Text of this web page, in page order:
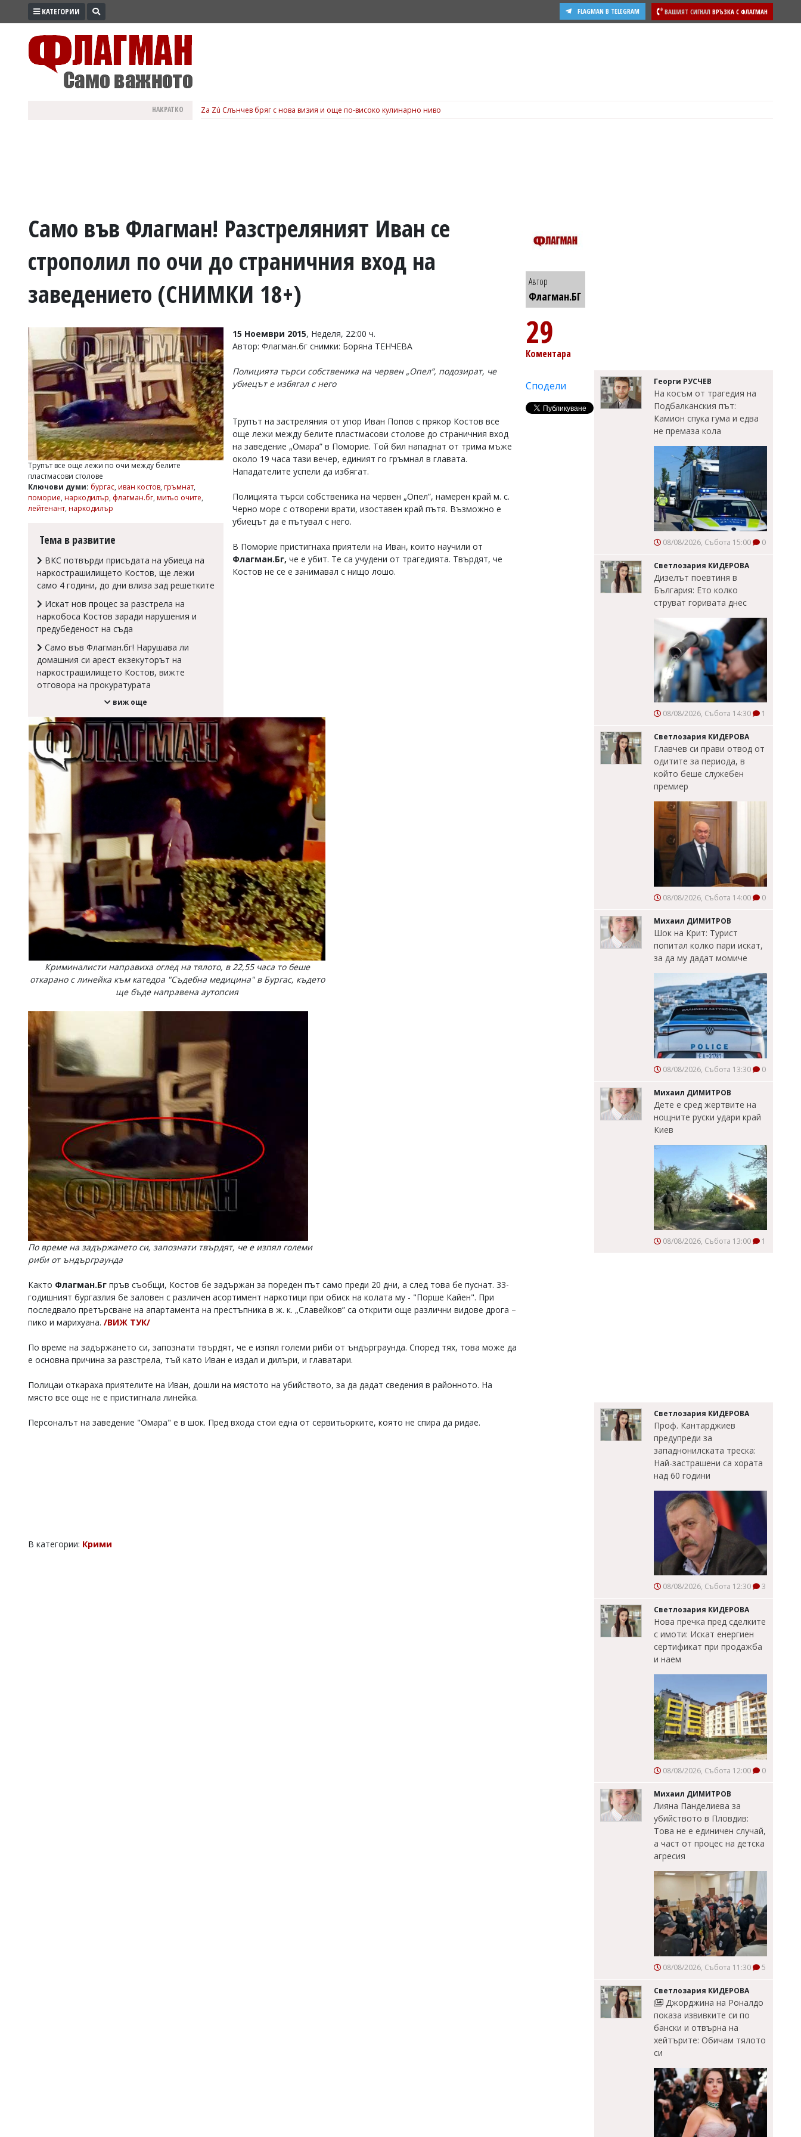
ПРОМО
ВОЙНАТА
УКРАЙНА
СПОРТ
РАЗСЛЕДВАНЕ
БИЗНЕС
Управители:
Веселин
Василев,
v.vasilev@flagman.bg
Касабова,
k.kassabova@flagman.bg
редактор:
Коментарите
въвеждат
редакцията
отговорност
коментар,
сигнализирайте
КАТЕГОРИИ ВАШИЯТ СИГНАЛ ВРЪЗКА С ФЛАГМАН
FLAGMAN В TELEGRAM
НАКРАТКО Za Zú Слънчев бряг с нова визия и още по-високо кулинарно ниво
Само във Флагман! Разстреляният Иван се
строполил по очи до страничния вход на
заведението (СНИМКИ 18+)
Трупът все още лежи по очи между белите
пластмасови столове
Ключови думи: бургас, иван костов, гръмнат,
поморие, наркодилър, флагман.бг, митьо очите,
лейтенант, наркодилър
Тема в развитие
ВКС потвърди присъдата на убиеца на
наркострашилището Костов, ще лежи
само 4 години, до дни влиза зад решетките
Искат нов процес за разстрела на
наркобоса Костов заради нарушения и
предубеденост на съда
Само във Флагман.бг! Нарушава ли
домашния си арест екзекуторът на
наркострашилището Костов, вижте
отговора на прокуратурата
виж още
15 Ноември 2015, Неделя, 22:00 ч.
Автор: Флагман.бг снимки: Боряна ТЕНЧЕВА
Полицията търси собственика на червен „Опел”, подозират, че
убиецът е избягал с него
Трупът на застреляния от упор Иван Попов с прякор Костов все
още лежи между белите пластмасови столове до страничния вход
на заведение „Омара” в Поморие. Той бил нападнат от трима мъже
около 19 часа тази вечер, единият го гръмнал в главата.
Нападателите успели да избягат.
Полицията търси собственика на червен „Опел”, намерен край м. с.
Черно море с отворени врати, изоставен край пътя. Възможно е
убиецът да е пътувал с него.
В Поморие пристигнаха приятели на Иван, които научили от
Флагман.Бг, че е убит. Те са учудени от трагедията. Твърдят, че
Костов не се е занимавал с нищо лошо.
Криминалисти направиха оглед на тялото, в 22,55 часа то беше
откарано с линейка към катедра "Съдебна медицина" в Бургас, където
ще бъде направена аутопсия
По време на задържането си, запознати твърдят, че е изпял големи
риби от ъндърграунда
Както Флагман.Бг пръв съобщи, Костов бе задържан за пореден път само преди 20 дни, а след това бе пуснат. 33-
годишният бургазлия бе заловен с различен асортимент наркотици при обиск на колата му - "Порше Кайен". При
последвало претърсване на апартамента на престъпника в ж. к. „Славейков” са открити още различни видове дрога –
пико и марихуана. /ВИЖ ТУК/
По време на задържането си, запознати твърдят, че е изпял големи риби от ъндърграунда. Според тях, това може да
е основна причина за разстрела, тъй като Иван е издал и дилъри, и главатари.
Полицаи откараха приятелите на Иван, дошли на мястото на убийството, за да дадат сведения в районното. На
място все още не е пристигнала линейка.
Персоналът на заведение "Омара" е в шок. Пред входа стои една от сервитьорките, която не спира да ридае.
В категории: Крими
Автор
Флагман.БГ
29
Коментара
Сподели Георги РУСЧЕВ
На косъм от трагедия на
Подбалканския път:
Камион спука гума и едва
не премаза кола
08/08/2026, Събота 15:00 0
Светлозария КИДЕРОВА
Дизелът поевтиня в
България: Ето колко
струват горивата днес
08/08/2026, Събота 14:30 1
Светлозария КИДЕРОВА
Главчев си прави отвод от
одитите за периода, в
който беше служебен
премиер
08/08/2026, Събота 14:00 0
Михаил ДИМИТРОВ
Шок на Крит: Турист
попитал колко пари искат,
за да му дадат момиче
08/08/2026, Събота 13:30 0
Михаил ДИМИТРОВ
Дете е сред жертвите на
нощните руски удари край
Киев
08/08/2026, Събота 13:00 1
Светлозария КИДЕРОВА
Проф. Кантарджиев
предупреди за
западнонилската треска:
Най-застрашени са хората
над 60 години
08/08/2026, Събота 12:30 3
Светлозария КИДЕРОВА
Нова пречка пред сделките
с имоти: Искат енергиен
сертификат при продажба
и наем
08/08/2026, Събота 12:00 0
Михаил ДИМИТРОВ
Лияна Панделиева за
убийството в Пловдив:
Това не е единичен случай,
а част от процес на детска
агресия
08/08/2026, Събота 11:30 5
Светлозария КИДЕРОВА
Джорджина на Роналдо
показа извивките си по
бански и отвърна на
хейтърите: Обичам тялото
си